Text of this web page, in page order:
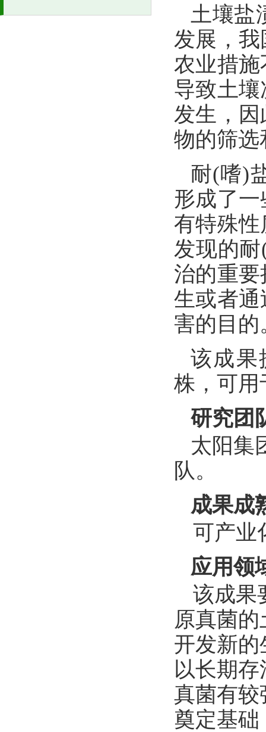
土壤盐
发展，
农业措
导致土
发生，
物的筛选
耐(嗜)
形成了
有特殊
发现的
治的重
生或者
害的目
该成果
株，可用
研究团
太阳集
队。
成果成
可产业
应用领
该成果
原真菌
开发新
以长期
真菌有较
奠定基